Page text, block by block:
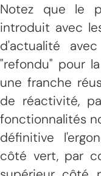
Notez que le
introduit avec
d'actualité
"refondu" pour
une franche
de réactivité,
fonctionnalités
définitive
côté vert, par